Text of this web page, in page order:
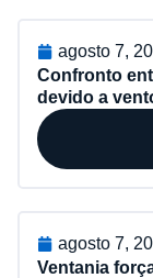
agosto 7,
Confronto
devido a
agosto 7,
Ventania